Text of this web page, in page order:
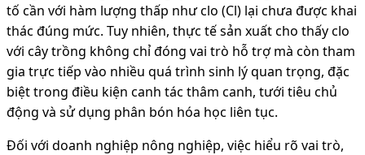
tố cần với hàm lượng thấp như clo (Cl) lại chưa được khai
thác đúng mức. Tuy nhiên, thực tế sản xuất cho thấy clo
với cây trồng không chỉ đóng vai trò hỗ trợ mà còn tham
gia trực tiếp vào nhiều quá trình sinh lý quan trọng, đặc
biệt trong điều kiện canh tác thâm canh, tưới tiêu chủ
động và sử dụng phân bón hóa học liên tục.
Đối với doanh nghiệp nông nghiệp, việc hiểu rõ vai trò,